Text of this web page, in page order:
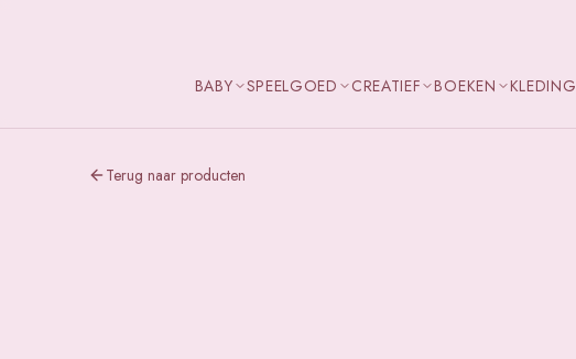
BABY SPEELGOED CREATIEF BOEKEN KLEDING
Terug naar producten